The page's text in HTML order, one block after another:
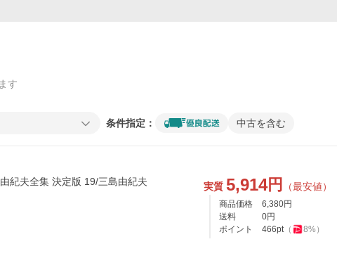
す
条件指定： 中古を含む
紀夫全集 決定版 19/三島由紀夫 実質 5,914円 （最安値）
商品価格 6,380円
送料
0円
ポイント
466pt（ 8%）